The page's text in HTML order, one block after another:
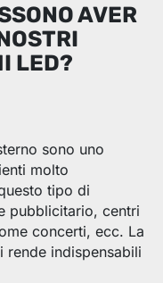
AVER
LED?
sono uno
molto
tipo di
pubblicitario, centri
concerti, ecc. La
rende indispensabili